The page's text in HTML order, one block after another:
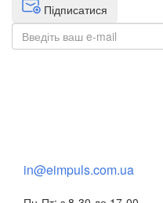
Підписатися
in@eimpuls.com.ua